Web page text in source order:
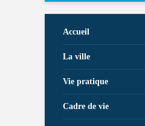
Accueil
La ville
Vie pratique
Cadre de vie